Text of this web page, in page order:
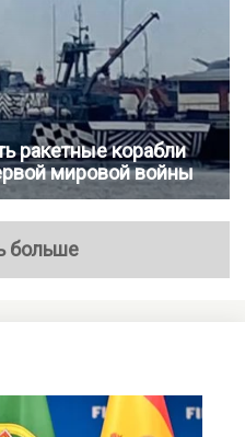
ракетные корабли
мировой войны
больше